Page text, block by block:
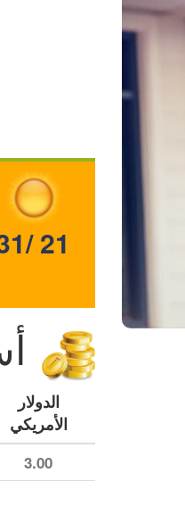
21
الدولار
الأمريكي
3.00